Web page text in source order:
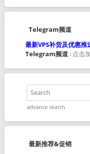
Telegram频道
最新VPS补货及优惠推
Telegram频道: 点击
advance search
最新推荐&促销